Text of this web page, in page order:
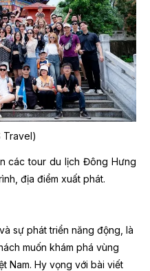
Travel)
các tour du lịch Đông Hưng
địa điểm xuất phát.
sự phát triển năng động, là
muốn khám phá vùng
Nam. Hy vọng với bài viết